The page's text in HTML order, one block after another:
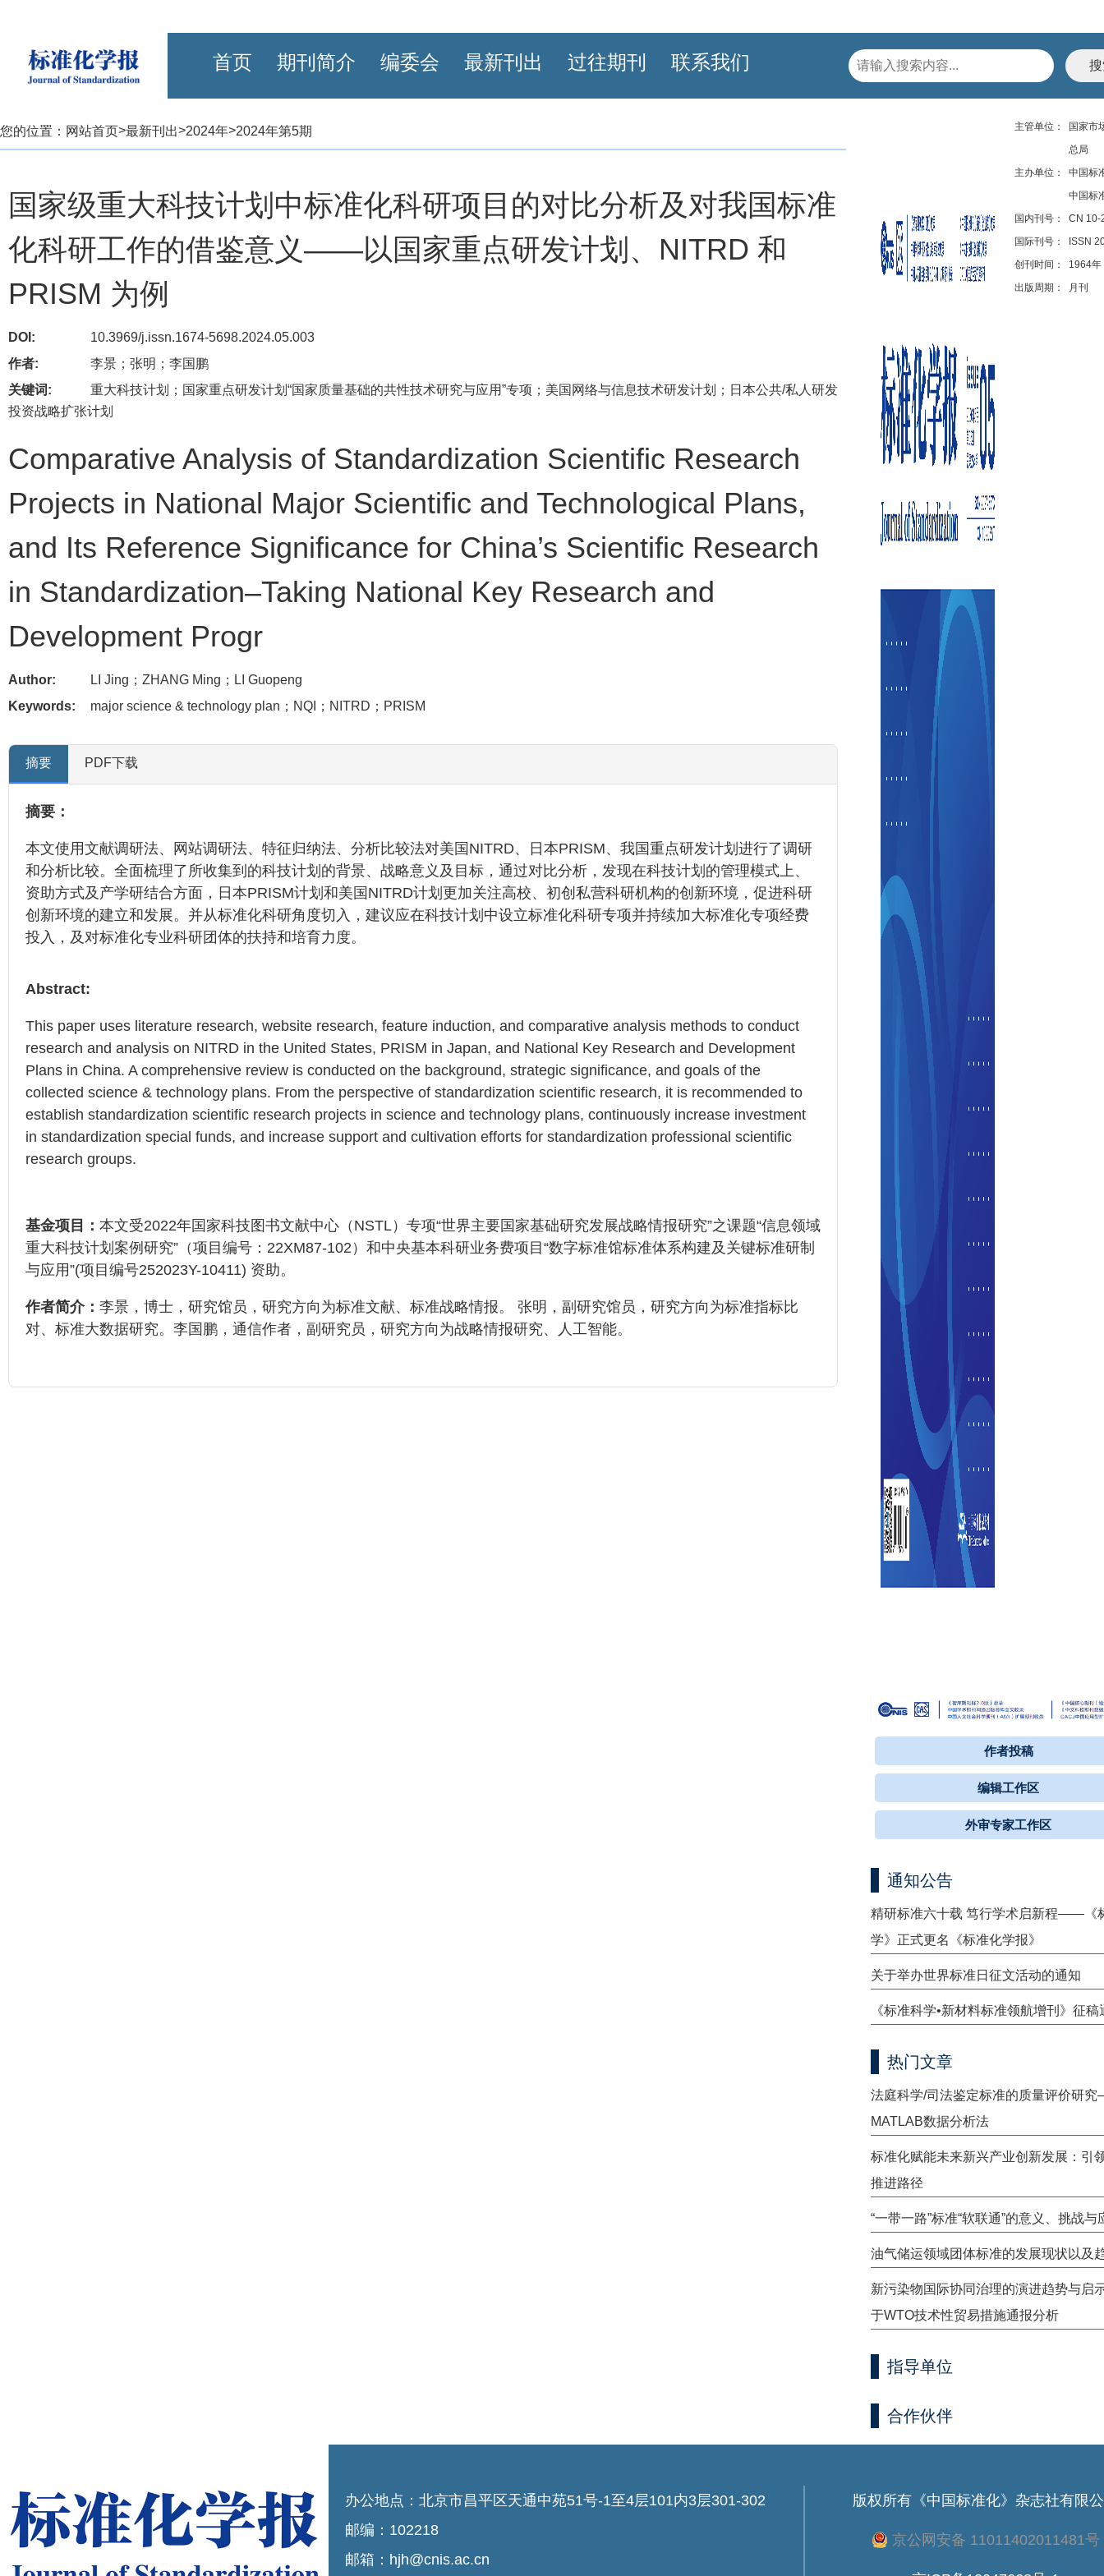
首页 期刊简介 编委会 最新刊出 过往期刊 联系我们
您的位置： 网站首页>最新刊出>2024年>2024年第5期
国家级重大科技计划中标准化科研项目的对比分析及对我国标准
化科研工作的借鉴意义——以国家重点研发计划、NITRD 和
PRISM 为例
DOI:
10.3969/j.issn.1674-5698.2024.05.003
作者:
李景；张明；李国鹏
关键词:
重大科技计划；国家重点研发计划“国家质量基础的共性技术研究与应用”专项；美国网络与信息技术研发计划；日本公共/私人研发
投资战略扩张计划
Comparative Analysis of Standardization Scientific Research
Projects in National Major Scientific and Technological Plans,
and Its Reference Significance for China’s Scientific Research
in Standardization–Taking National Key Research and
Development Progr
Author:
LI Jing；ZHANG Ming；LI Guopeng
Keywords:
major science & technology plan；NQI；NITRD；PRISM
摘要 PDF下载
摘要：
本文使用文献调研法、网站调研法、特征归纳法、分析比较法对美国NITRD、日本PRISM、我国重点研发计划进行了调研
和分析比较。全面梳理了所收集到的科技计划的背景、战略意义及目标，通过对比分析，发现在科技计划的管理模式上、
资助方式及产学研结合方面，日本PRISM计划和美国NITRD计划更加关注高校、初创私营科研机构的创新环境，促进科研
创新环境的建立和发展。并从标准化科研角度切入，建议应在科技计划中设立标准化科研专项并持续加大标准化专项经费
投入，及对标准化专业科研团体的扶持和培育力度。
Abstract:
This paper uses literature research, website research, feature induction, and comparative analysis methods to conduct
research and analysis on NITRD in the United States, PRISM in Japan, and National Key Research and Development
Plans in China. A comprehensive review is conducted on the background, strategic significance, and goals of the
collected science & technology plans. From the perspective of standardization scientific research, it is recommended to
establish standardization scientific research projects in science and technology plans, continuously increase investment
in standardization special funds, and increase support and cultivation efforts for standardization professional scientific
research groups.
基金项目： 本文受2022年国家科技图书文献中心（NSTL）专项“世界主要国家基础研究发展战略情报研究”之课题“信息领域
重大科技计划案例研究”（项目编号：22XM87-102）和中央基本科研业务费项目“数字标准馆标准体系构建及关键标准研制
与应用”(项目编号252023Y-10411) 资助。
作者简介： 李景，博士，研究馆员，研究方向为标准文献、标准战略情报。 张明，副研究馆员，研究方向为标准指标比
对、标准大数据研究。李国鹏，通信作者，副研究员，研究方向为战略情报研究、人工智能。
主管单位：
国家市
总局
主办单位：
中国标
中国标
国内刊号：
CN 10-
国际刊号：
ISSN
创刊时间：
1964年
出版周期：
月刊
作者投稿
编辑工作区
外审专家工作区
通知公告
精研标准六十载 笃行学术启新程——《
学》正式更名《标准化学报》
关于举办世界标准日征文活动的通知
《标准科学•新材料标准领航增刊》征稿
热门文章
法庭科学/司法鉴定标准的质量评价研
MATLAB数据分析法
标准化赋能未来新兴产业创新发展：引
推进路径
“一带一路”标准“软联通”的意义、挑战与
油气储运领域团体标准的发展现状以及
新污染物国际协同治理的演进趋势与
于WTO技术性贸易措施通报分析
指导单位
合作伙伴
办公地点：北京市昌平区天通中苑51号-1至4层101内3层301-302
邮编：102218
邮箱：hjh@cnis.ac.cn
版权所有 《中国标准化》杂志社有限
京公网安备 11011402011481号